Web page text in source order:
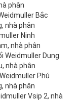
phân
Bắc
nhà phân
Ninh
nhà phân
Weidmuller Dung
nhà phân
Phú
nhà phân
Vsip 2, nhà